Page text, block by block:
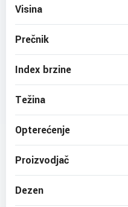
Visina
Prečnik
Index brzine
Težina
Opterećenje
Proizvodjač
Dezen